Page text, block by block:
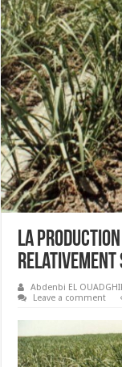
La
relativement
Abdenbi EL
Leave a comment